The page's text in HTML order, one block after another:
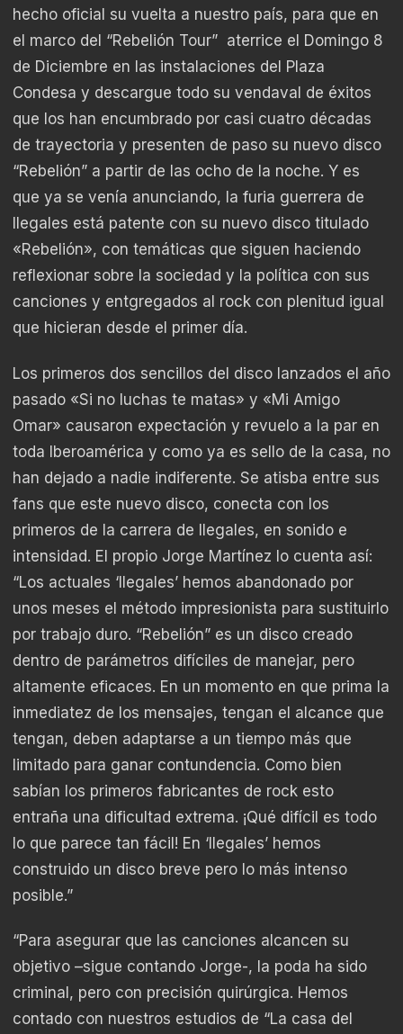
hecho oficial su vuelta a nuestro país, para que en
el marco del “Rebelión Tour” aterrice el Domingo 8
de Diciembre en las instalaciones del Plaza
Condesa y descargue todo su vendaval de éxitos
que los han encumbrado por casi cuatro décadas
de trayectoria y presenten de paso su nuevo disco
“Rebelión” a partir de las ocho de la noche. Y es
que ya se venía anunciando, la furia guerrera de
Ilegales está patente con su nuevo disco titulado
«Rebelión», con temáticas que siguen haciendo
reflexionar sobre la sociedad y la política con sus
canciones y entgregados al rock con plenitud igual
que hicieran desde el primer día.
Los primeros dos sencillos del disco lanzados el año
pasado «Si no luchas te matas» y «Mi Amigo
Omar» causaron expectación y revuelo a la par en
toda Iberoamérica y como ya es sello de la casa, no
han dejado a nadie indiferente. Se atisba entre sus
fans que este nuevo disco, conecta con los
primeros de la carrera de Ilegales, en sonido e
intensidad. El propio Jorge Martínez lo cuenta así:
“Los actuales ‘Ilegales’ hemos abandonado por
unos meses el método impresionista para sustituirlo
por trabajo duro. “Rebelión” es un disco creado
dentro de parámetros difíciles de manejar, pero
altamente eficaces. En un momento en que prima la
inmediatez de los mensajes, tengan el alcance que
tengan, deben adaptarse a un tiempo más que
limitado para ganar contundencia. Como bien
sabían los primeros fabricantes de rock esto
entraña una dificultad extrema. ¡Qué difícil es todo
lo que parece tan fácil! En ‘Ilegales’ hemos
construido un disco breve pero lo más intenso
posible.”
“Para asegurar que las canciones alcancen su
objetivo –sigue contando Jorge-, la poda ha sido
criminal, pero con precisión quirúrgica. Hemos
contado con nuestros estudios de “La casa del